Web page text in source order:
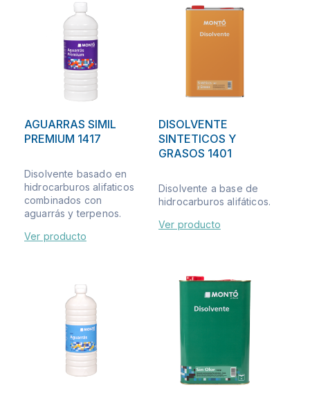
AGUARRAS SIMIL
PREMIUM 1417
Disolvente basado en
hidrocarburos alifaticos
combinados con
aguarrás y terpenos.
Ver producto
DISOLVENTE
SINTETICOS Y
GRASOS 1401
Disolvente a base de
hidrocarburos alifáticos.
Ver producto